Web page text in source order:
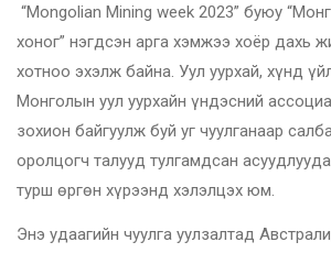
“Mongolian Mining week 2023” буюу
хоног” нэгдсэн арга хэмжээ хоёр дахь
хотноо эхэлж байна. Уул уурхай, хүнд
Монголын уул уурхайн үндэсний
зохион байгуулж буй уг чуулганаар
оролцогч талууд тулгамдсан
турш өргөн хүрээнд хэлэлцэх юм.
Энэ удаагийн чуулга уулзалтад